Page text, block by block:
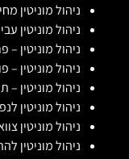
ניהול מוניטין
ניהול מוניטין
ניהול מוניטין
ניהול מוניטין –
ניהול מוניטין
ניהול מוניטין
ניהול מוניטין
ניהול מוניטין